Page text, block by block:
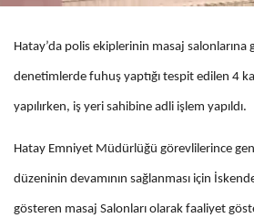
Hatay’da polis ekiplerinin masaj salonlarına
denetimlerde fuhuş yaptığı tespit edilen 4
yapılırken, iş yeri sahibine adli işlem yapıldı.
Hatay Emniyet Müdürlüğü görevlilerince
düzeninin devamının sağlanması için
gösteren masaj Salonları olarak faaliyet